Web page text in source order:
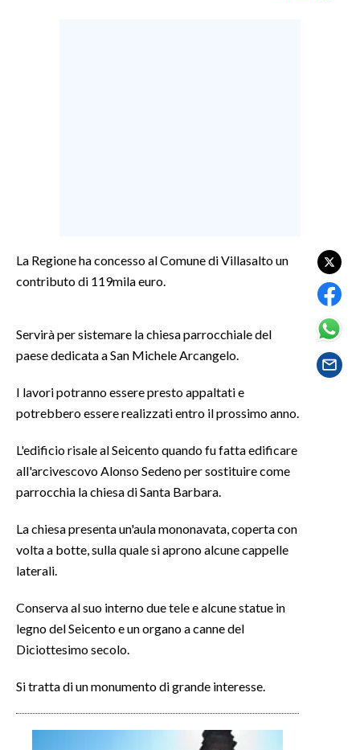
SPETTACOLI
SALUTE
SARDEGNA TURISMO
#CARAUNIONE
INSULARITÀ
ANNUNCI
NECROLOGI
La Regione ha concesso al Comune di Villasalto un
contributo di 119mila euro.
Servirà per sistemare la chiesa parrocchiale del
paese dedicata a San Michele Arcangelo.
I lavori potranno essere presto appaltati e
potrebbero essere realizzati entro il prossimo anno.
L'edificio risale al Seicento quando fu fatta edificare
all'arcivescovo Alonso Sedeno per sostituire come
parrocchia la chiesa di Santa Barbara.
La chiesa presenta un'aula mononavata, coperta con
volta a botte, sulla quale si aprono alcune cappelle
laterali.
Conserva al suo interno due tele e alcune statue in
legno del Seicento e un organo a canne del
Diciottesimo secolo.
Si tratta di un monumento di grande interesse.